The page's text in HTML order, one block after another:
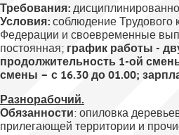
Требования:
Условия: соблюдение Трудового
Федерации и своевременные
постоянная; график работы -
продолжительность 1-ой
смены – с 16.30 до 01.00;
Разнорабочий.
Обязанности: опиловка
прилегающей территории и